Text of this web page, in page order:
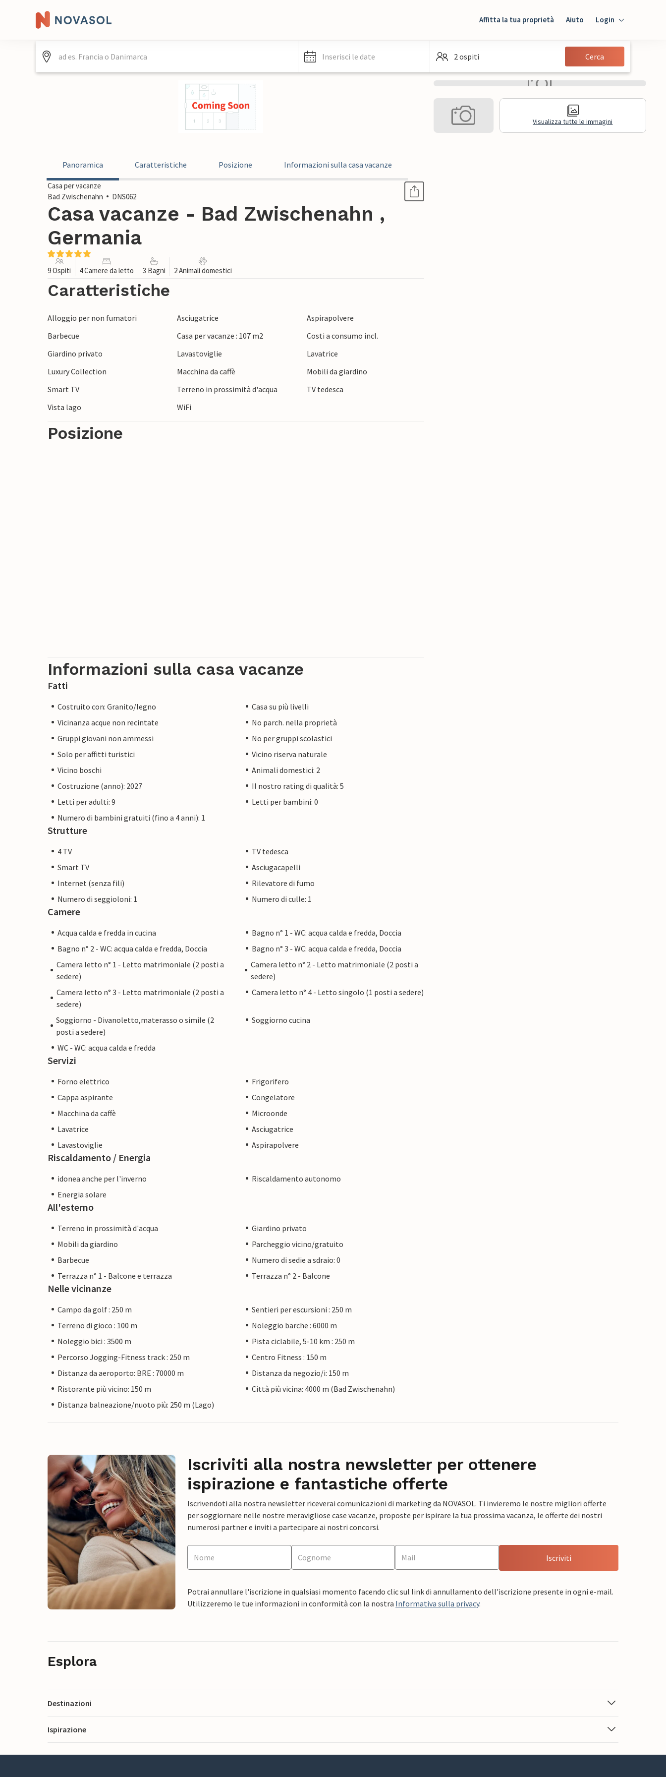
Affitta la tua proprietà Aiuto Login
Ospiti
Inserisci le date 2 ospiti Cerca
Visualizza tutte le immagini
Panoramica Caratteristiche Posizione Informazioni sulla casa vacanze
Casa per vacanze
Bad Zwischenahn
DNS062
Casa vacanze - Bad Zwischenahn ,
Germania
9 Ospiti 4 Camere da letto 3 Bagni 2 Animali domestici
Caratteristiche
Alloggio per non fumatori Asciugatrice
Aspirapolvere
Barbecue
Casa per vacanze : 107 m2
Costi a consumo incl.
Giardino privato
Lavastoviglie
Lavatrice
Luxury Collection
Macchina da caffè
Mobili da giardino
Smart TV
Terreno in prossimità d'acqua
TV tedesca
Vista lago
WiFi
Posizione
Informazioni sulla casa vacanze
Fatti
Costruito con: Granito/legno
Casa su più livelli
Vicinanza acque non recintate
No parch. nella proprietà
Gruppi giovani non ammessi
No per gruppi scolastici
Solo per affitti turistici
Vicino riserva naturale
Vicino boschi
Animali domestici: 2
Costruzione (anno): 2027
Il nostro rating di qualità: 5
Letti per adulti: 9
Letti per bambini: 0
Numero di bambini gratuiti (fino a 4 anni): 1
Strutture
4 TV
TV tedesca
Smart TV
Asciugacapelli
Internet (senza fili)
Rilevatore di fumo
Numero di seggioloni: 1
Numero di culle: 1
Camere
Acqua calda e fredda in cucina
Bagno n° 1 - WC: acqua calda e fredda, Doccia
Bagno n° 2 - WC: acqua calda e fredda, Doccia
Bagno n° 3 - WC: acqua calda e fredda, Doccia
Camera letto n° 1 - Letto matrimoniale (2 posti a
sedere)
Camera letto n° 2 - Letto matrimoniale (2 posti a
sedere)
Camera letto n° 3 - Letto matrimoniale (2 posti a
sedere)
Camera letto n° 4 - Letto singolo (1 posti a sedere)
Soggiorno - Divanoletto,materasso o simile (2
posti a sedere)
Soggiorno cucina
WC - WC: acqua calda e fredda
Servizi
Forno elettrico
Frigorifero
Cappa aspirante
Congelatore
Macchina da caffè
Microonde
Lavatrice
Asciugatrice
Lavastoviglie
Aspirapolvere
Riscaldamento / Energia
idonea anche per l'inverno
Riscaldamento autonomo
Energia solare
All'esterno
Terreno in prossimità d'acqua
Giardino privato
Mobili da giardino
Parcheggio vicino/gratuito
Barbecue
Numero di sedie a sdraio: 0
Terrazza n° 1 - Balcone e terrazza
Terrazza n° 2 - Balcone
Nelle vicinanze
Campo da golf : 250 m
Sentieri per escursioni : 250 m
Terreno di gioco : 100 m
Noleggio barche : 6000 m
Noleggio bici : 3500 m
Pista ciclabile, 5-10 km : 250 m
Percorso Jogging-Fitness track : 250 m
Centro Fitness : 150 m
Distanza da aeroporto: BRE : 70000 m
Distanza da negozio/i: 150 m
Ristorante più vicino: 150 m
Città più vicina: 4000 m (Bad Zwischenahn)
Distanza balneazione/nuoto più: 250 m (Lago)
Iscriviti alla nostra newsletter per ottenere
ispirazione e fantastiche offerte
Iscrivendoti alla nostra newsletter riceverai comunicazioni di marketing da NOVASOL. Ti invieremo le nostre migliori offerte
per soggiornare nelle nostre meravigliose case vacanze, proposte per ispirare la tua prossima vacanza, le offerte dei nostri
numerosi partner e inviti a partecipare ai nostri concorsi.
Iscriviti
Potrai annullare l'iscrizione in qualsiasi momento facendo clic sul link di annullamento dell'iscrizione presente in ogni e-mail.
Utilizzeremo le tue informazioni in conformità con la nostra Informativa sulla privacy.
Esplora
Destinazioni
Ispirazione